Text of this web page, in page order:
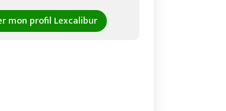
mon profil Lexcalibur